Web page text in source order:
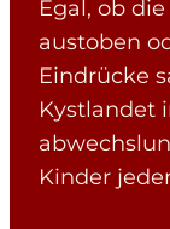
Egal, ob
austoben
Eindrücke
Kystlandet
Kinder